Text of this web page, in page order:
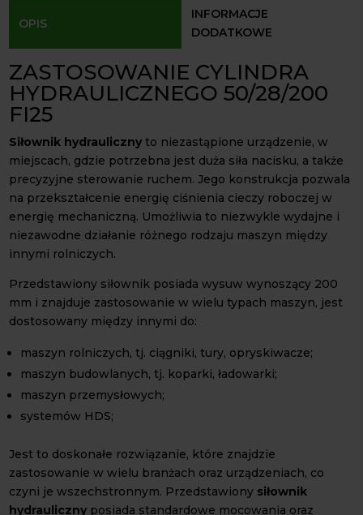
OPIS
INFORMACJE
DODATKOWE
ZASTOSOWANIE CYLINDRA
HYDRAULICZNEGO 50/28/200
FI25
Siłownik hydrauliczny to niezastąpione urządzenie, w
miejscach, gdzie potrzebna jest duża siła nacisku, a także
precyzyjne sterowanie ruchem. Jego konstrukcja pozwala
na przekształcenie energię ciśnienia cieczy roboczej w
energię mechaniczną. Umożliwia to niezwykle wydajne i
niezawodne działanie różnego rodzaju maszyn między
innymi rolniczych.
Przedstawiony siłownik posiada wysuw wynoszący 200
mm i znajduje zastosowanie w wielu typach maszyn, jest
dostosowany między innymi do:
maszyn rolniczych, tj. ciągniki, tury, opryskiwacze;
maszyn budowlanych, tj. koparki, ładowarki;
maszyn przemysłowych;
systemów HDS;
Jest to doskonałe rozwiązanie, które znajdzie
zastosowanie w wielu branżach oraz urządzeniach, co
czyni je wszechstronnym. Przedstawiony siłownik
hydrauliczny posiada standardowe mocowania oraz